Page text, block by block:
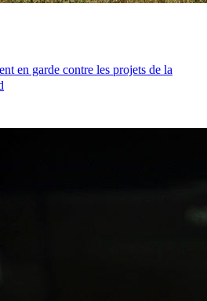
en garde contre les projets de la